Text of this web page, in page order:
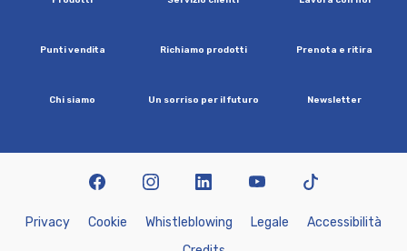
Puntivendita Richiamo prodotti Prenota e ritira
Chi siamo Un sorriso per ilfuturo Newsletter
Privacy Cookie Whist eb owing Lega e Accessibi ità
facebookinstagram linkedin youtubetiktok